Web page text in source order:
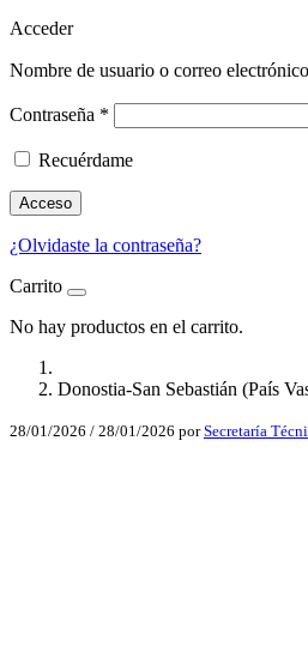
Acceder
Nombre de usuario o correo electrónico
Contraseña *
Recuérdame
Acceso
¿Olvidaste la contraseña?
Carrito
No hay productos en el carrito.
Donostia-San Sebastián (País
28/01/2026 / 28/01/2026 porSecretaría